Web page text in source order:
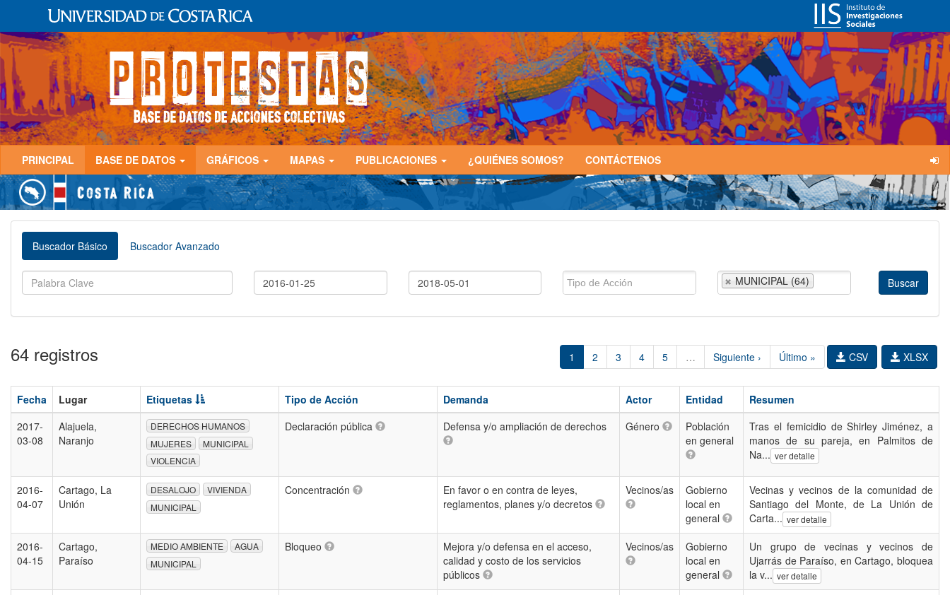
PRINCIPAL BASE DE DATOS GRÁFICOS MAPAS PUBLICACIONES ¿QUIÉNES SOMOS? CONTÁCTENOS
Buscador Básico Buscador Avanzado
MUNICIPAL (64)
64 registros 1 2 3 4 5 … Siguiente › Último » XLSX
CSV
Fecha Lugar Etiquetas Tipo de Acción Demanda Actor Entidad
Resumen
2017-
03-08
Alajuela,
Naranjo
DERECHOS HUMANOS
MUJERES
MUNICIPAL
VIOLENCIA
Declaración pública Defensa y/o ampliación de derechos Género
Población
en general
Tras el femicidio de Shirley Jiménez, a
manos de su pareja, en Palmitos de
Na... ver detalle
2016-
04-07
Cartago, La
Unión
DESALOJO
VIVIENDA
MUNICIPAL
Concentración
En favor o en contra de leyes,
reglamentos, planes y/o decretos
Vecinos/as
Gobierno
local en
general
Vecinas y vecinos de la comunidad de
Santiago del Monte, de La Unión de
Carta... ver detalle
2016-
04-15
Cartago,
Paraíso
MEDIO AMBIENTE
AGUA
MUNICIPAL
Bloqueo
Mejora y/o defensa en el acceso,
calidad y costo de los servicios
públicos
Vecinos/as
Gobierno
local en
general
Un grupo de vecinas y vecinos de
Ujarrás de Paraíso, en Cartago, bloquea
la v... ver detalle